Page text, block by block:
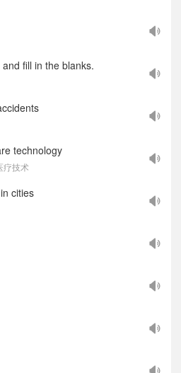
fill in the blanks.
technology
疗技术
cities